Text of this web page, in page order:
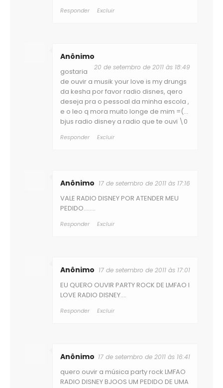
Anônimo 17 de setembro de 2011 às 16:41
quero ouvir a música party rock LMFAO
RADIO DISNEY BJOOS UM PEDIDO DE UMA
Anônimo 17 de setembro de 2011 às 17:01
EU QUERO OUVIR PARTY ROCK DE LMFAO I
LOVE RADIO DISNEY....
Responder Excluir
Anônimo 17 de setembro de 2011 às 17:16
VALE RADIO DISNEY POR ATENDER MEU
PEDIDO........
Responder Excluir
Anônimo
20 de setembro de 2011 às 18:49
gostaria
de ouvir a musik your love is my drungs
da kesha por favor radio disnes, qero
deseja pra o pessoal da minha escola ,
e o leo q mora muito longe de mim =(...
bjus radio disney a radio que te ouvi \0
Responder Excluir
Responder Excluir